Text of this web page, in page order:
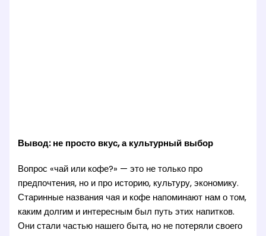
Вывод: не просто вкус, а культурный выбор
Вопрос «чай или кофе?» — это не только про
предпочтения, но и про историю, культуру, экономику.
Старинные названия чая и кофе напоминают нам о том,
каким долгим и интересным был путь этих напитков.
Они стали частью нашего быта, но не потеряли своего